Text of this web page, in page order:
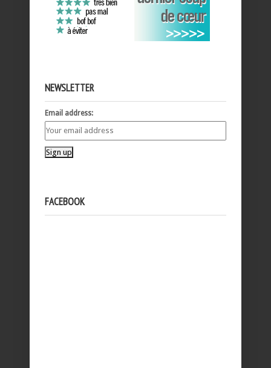
NEWSLETTER
Email address:
FACEBOOK